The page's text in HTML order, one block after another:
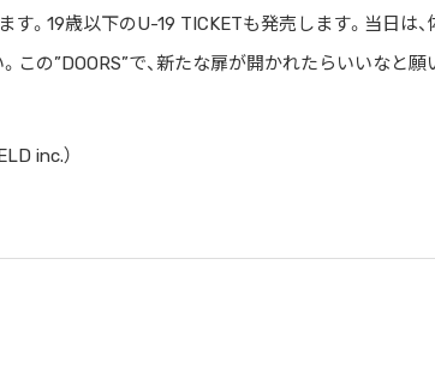
。19歳以下のU-19 TICKETも発売します。当日は、
の”DOORS”で、新たな扉が開かれたらいいなと願
inc.）